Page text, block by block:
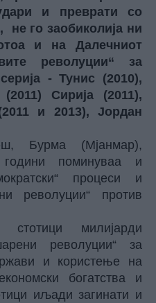
и преврати со
не го заобиколија ни
и на Далечниот
револуции“ за
- Тунис (2010),
Сирија (2011),
и 2013), Јордан
Бурма (Мјанмар),
поминуваа и
процеси и
револуции“ против
стотици милијарди
револуции“ за
и користење на
богатства и
иљади загинати и